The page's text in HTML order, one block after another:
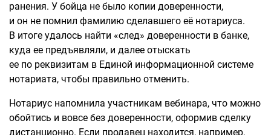
ранения. У бойца не было копии доверенности,
и он не помнил фамилию сделавшего её нотариуса.
В итоге удалось найти «след» доверенности в банке,
куда ее предъявляли, и далее отыскать
ее по реквизитам в Единой информационной системе
нотариата, чтобы правильно отменить.
Нотариус напомнила участникам вебинара, что можно
обойтись и вовсе без доверенности, оформив сделку
дистанционно. Если продавец находится, например,